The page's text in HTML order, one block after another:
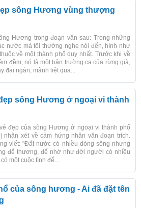
sông Hương vùng thượng
Hương trong đoạn văn sau: Trong những
nước mà tôi thường nghe nói đến, hình như
về một thành phố duy nhất. Trước khi về
đềm, nó là một bản trường ca của rừng già,
đại ngàn, mãnh liệt qua...
sông Hương ở ngoại vi thành
đẹp của sông Hương ở ngoại vi thành phố
nhận xét về cảm hứng nhân văn đoạn trích.
viết: "Đất nước có nhiều dòng sông nhưng
để thương, để nhớ như đời người có nhiều
một cuộc tình để...
của sông hương - Ai đã đặt tên